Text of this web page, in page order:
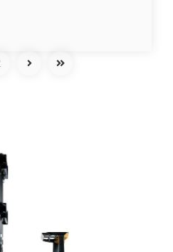
Pagi­na­tion
Page sui­vante
Fin Der­nière page